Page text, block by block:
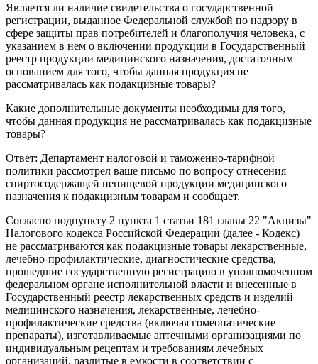
Является ли наличие свидетельства о государственной
регистрации, выданное Федеральной службой по надзору в
сфере защиты прав потребителей и благополучия человека, с
указанием в нем о включении продукции в Государственный
реестр продукции медицинского назначения, достаточным
основанием для того, чтобы данная продукция не
рассматривалась как подакцизные товары?
Какие дополнительные документы необходимы для того,
чтобы данная продукция не рассматривалась как подакцизные
товары?
Ответ: Департамент налоговой и таможенно-тарифной
политики рассмотрел ваше письмо по вопросу отнесения
спиртосодержащей непищевой продукции медицинского
назначения к подакцизным товарам и сообщает.
Согласно подпункту 2 пункта 1 статьи 181 главы 22 "Акцизы"
Налогового кодекса Российской Федерации (далее - Кодекс)
не рассматриваются как подакцизные товары лекарственные,
лечебно-профилактические, диагностические средства,
прошедшие государственную регистрацию в уполномоченном
федеральном органе исполнительной власти и внесенные в
Государственный реестр лекарственных средств и изделий
медицинского назначения, лекарственные, лечебно-
профилактические средства (включая гомеопатические
препараты), изготавливаемые аптечными организациями по
индивидуальным рецептам и требованиям лечебных
организаций, разлитые в емкости в соответствии с